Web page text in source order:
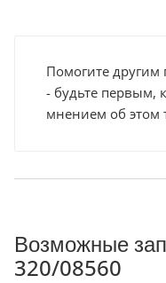
Помогите другим
- будьте первым,
мнением об этом
Возможные
320/08560